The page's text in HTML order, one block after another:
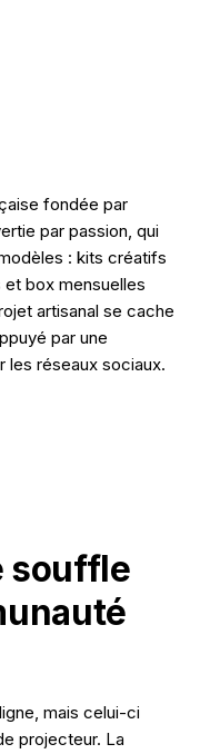
fondée par
par passion, qui
: kits créatifs
box mensuelles
artisanal se cache
par une
les réseaux sociaux.
souffle
mais celui-ci
projecteur. La